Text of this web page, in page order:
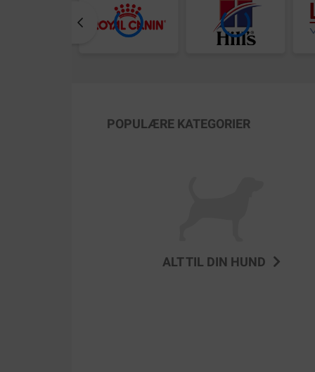
POPULÆRE KATEGORIER
ALT TIL DIN HUND